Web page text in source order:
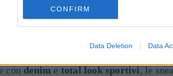
CONFIRM
Data Deletion Data
con denim e total look sportivi, le